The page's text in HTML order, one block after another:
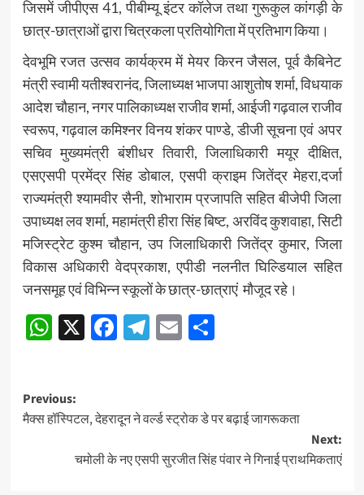
जिसमें जीपीएस 41, पीबीम्यू इंटर कॉलेज तथा गुरूकुल कांगड़ी के
छात्र-छात्राओं द्वारा चित्रकला प्रतियोगिता में प्रतिभाग किया।
देवभूमि रजत उत्सव कार्यक्रम में मेयर किरन जैसल, पूर्व कैबिनेट
मंत्री स्वामी यतीश्वरानंद, जिलाध्यक्ष भाजपा आशुतोष शर्मा, विधयाक
आदेश चौहान, नगर पालिकाध्यक्ष राजीव शर्मा, आईजी गढ़वाल राजीव
स्वरूप, गढ़वाल कमिश्नर विनय शंकर पाण्डे, डीजी सूचना एवं अपर
सचिव मुख्यमंत्री बंशीधर तिवारी, जिलाधिकारी मयूर दीक्षित,
एसएसपी प्रमेंद्र सिंह डोबाल, एसपी क्राइम जितेंद्र मेहरा,दर्जा
राज्यमंत्री श्यामवीर सैनी, शोभाराम प्रजापति सहित बीजेपी जिला
उपाध्यक्ष लव शर्मा, महामंत्री हीरा सिंह बिष्ट, अरविंद कुशवाहा, सिटी
मजिस्ट्रेट कुश्म चौहान, उप जिलाधिकारी जितेंद्र कुमार, जिला
विकास अधिकारी वेदप्रकाश, एपीडी नलनीत घिल्डियाल सहित
जनसमूह एवं विभिन्न स्कूलों के छात्र-छात्राएं मौजूद रहे।
WhatsApp
X Facebook
Telegram
EmailShare
Post
navigation
Previous:
मैक्स हॉस्पिटल, देहरादून ने वर्ल्ड स्ट्रोक डे पर बढ़ाई जागरूकता
Next:
चमोली के नए एसपी सुरजीत सिंह पंवार ने गिनाई प्राथमिकताएं